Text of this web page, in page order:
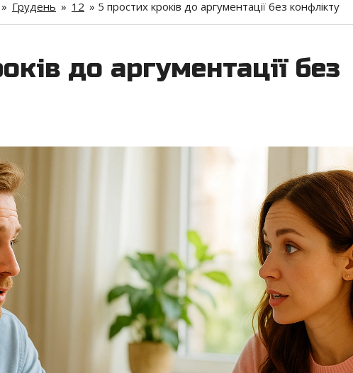
» Грудень » 12 » 5 простих кроків до аргументації без конфлікту
до аргументації без